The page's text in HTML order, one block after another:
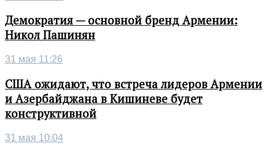
Демократия — основной бренд Армении:
Никол Пашинян
31 мая 11:26
США ожидают, что встреча лидеров Армении
и Азербайджана в Кишиневе будет
конструктивной
31 мая 10:04